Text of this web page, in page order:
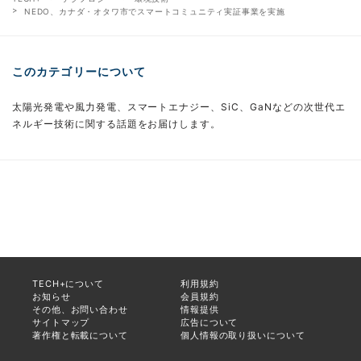
NEDO、カナダ・オタワ市でスマートコミュニティ実証事業を実施
このカテゴリーについて
太陽光発電や風力発電、スマートエナジー、SiC、GaNなどの次世代エ
ネルギー技術に関する話題をお届けします。
TECH+について
利用規約
お知らせ
会員規約
その他、お問い合わせ
情報提供
サイトマップ
広告について
著作権と転載について
個人情報の取り扱いについて